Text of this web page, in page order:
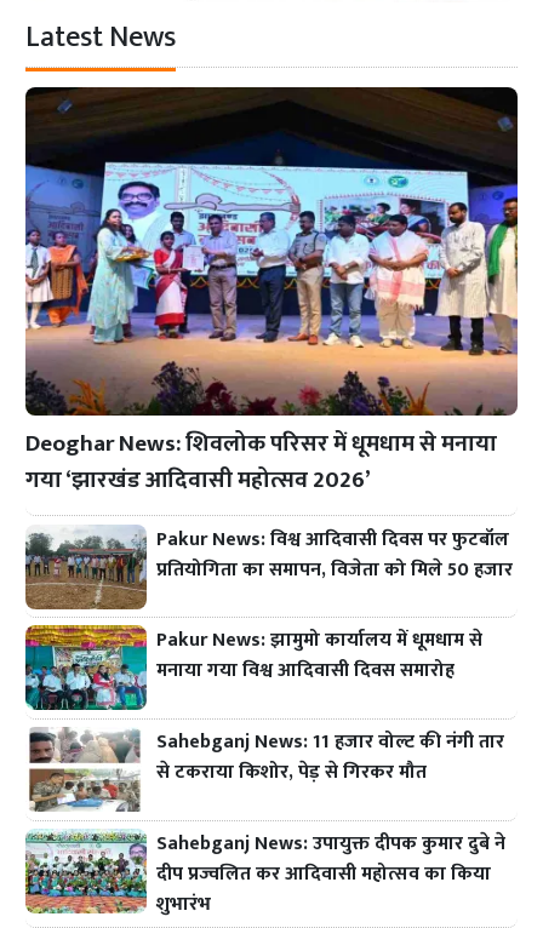
Latest News
Deoghar News: शिवलोक परिसर में धूमधाम से मनाया
गया ‘झारखंड आदिवासी महोत्सव 2026’
Pakur News: विश्व आदिवासी दिवस पर फुटबॉल
प्रतियोगिता का समापन, विजेता को मिले 50 हजार
Pakur News: झामुमो कार्यालय में धूमधाम से
मनाया गया विश्व आदिवासी दिवस समारोह
Sahebganj News: 11 हजार वोल्ट की नंगी तार
से टकराया किशोर, पेड़ से गिरकर मौत
Sahebganj News: उपायुक्त दीपक कुमार दुबे ने
दीप प्रज्वलित कर आदिवासी महोत्सव का किया
शुभारंभ